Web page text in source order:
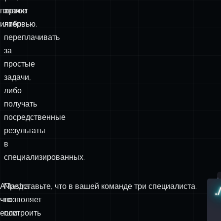
первое
интервью.
значит
либо
переплачивать
за
простые
задачи,
либо
получать
посредственные
результаты
в
специализированных.
А
что
если
Mastra
позволяет
построить
Представьте, что в вашей команде три специалиста.